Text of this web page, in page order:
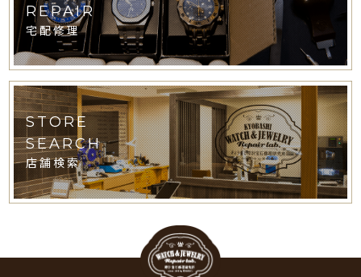
REPAIR
宅配修理
STORE
SEARCH
店舗検索